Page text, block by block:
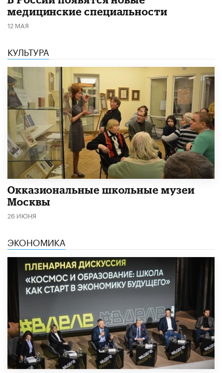
медицинские специальности
12 МАЯ
КУЛЬТУРА
​Окказиональные школьные музеи
Москвы
26 ИЮНЯ
ЭКОНОМИКА